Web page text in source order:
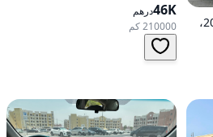
مرسيدس-بنز فئة CLS عام 2013،
بدفع كلي للعجلات
46Kدرهم
210000 كم